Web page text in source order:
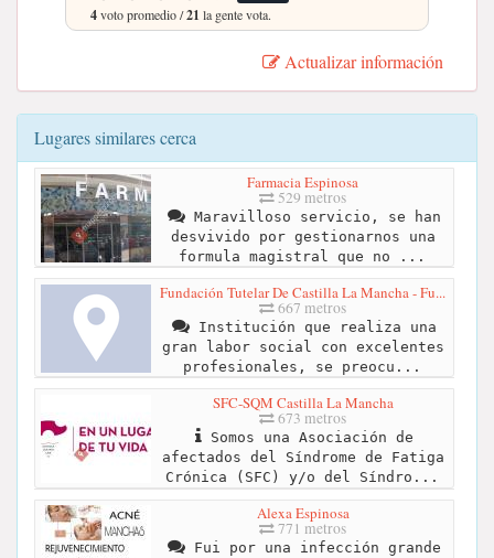
4voto promedio /21 la gente vota.
Actualizar información
Lugares similares cerca
Farmacia Espinosa
529 metros
Maravilloso servicio, se han
desvivido por gestionarnos una
formula magistral que no ...
Fundación Tutelar De Castilla La Mancha - Fu...
667 metros
Institución que realiza una
gran labor social con excelentes
profesionales, se preocu...
SFC-SQM Castilla La Mancha
673 metros
Somos una Asociación de
afectados del Síndrome de Fatiga
Crónica (SFC) y/o del Síndro...
Alexa Espinosa
771 metros
Fui por una infección grande